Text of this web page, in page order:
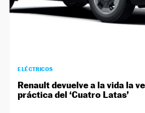
ELÉCTRICOS
Renault devuelve a la vida la
práctica del ‘Cuatro Latas’